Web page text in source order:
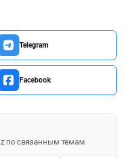
Telegram
Facebook
по связанным темам